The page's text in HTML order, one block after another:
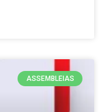
ASSEMBLEIAS